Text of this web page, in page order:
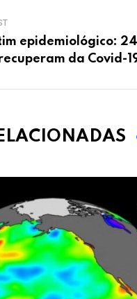
epidemiológico:
da Covid-